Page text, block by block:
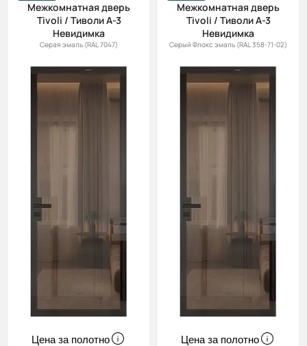
Межкомнатная дверь
Tivoli / Тиволи А-3
Невидимка
Серая эмаль (RAL 7047)
Цена за полотно
Межкомнатная дверь
Tivoli / Тиволи А-3
Невидимка
Серый Флокс эмаль (RAL 358-71-02)
Цена за полотно